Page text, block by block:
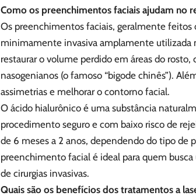
Como os preenchimentos faciais ajudam no
Os preenchimentos faciais, geralmente
minimamente invasiva amplamente utilizada
restaurar o volume perdido em áreas do
nasogenianos (o famoso “bigode chinês”).
assimetrias e melhorar o contorno facial.
O ácido hialurônico é uma substância
procedimento seguro e com baixo risco de
de 6 meses a 2 anos, dependendo do tipo de
preenchimento facial é ideal para quem
de cirurgias invasivas.
Quais são os benefícios dos tratamentos a